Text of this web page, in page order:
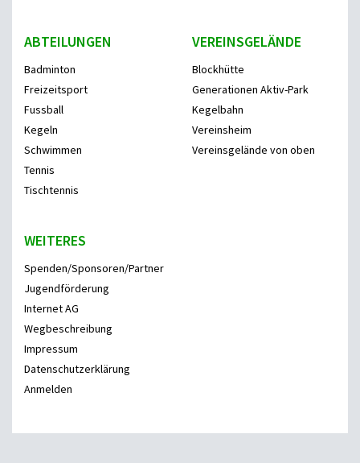
ABTEILUNGEN
Badminton
Freizeitsport
Fussball
Kegeln
Schwimmen
Tennis
Tischtennis
VEREINSGELÄNDE
Blockhütte
Generationen Aktiv-Park
Kegelbahn
Vereinsheim
Vereinsgelände von oben
WEITERES
Spenden/Sponsoren/Partner
Jugendförderung
Internet AG
Wegbeschreibung
Impressum
Datenschutzerklärung
Anmelden